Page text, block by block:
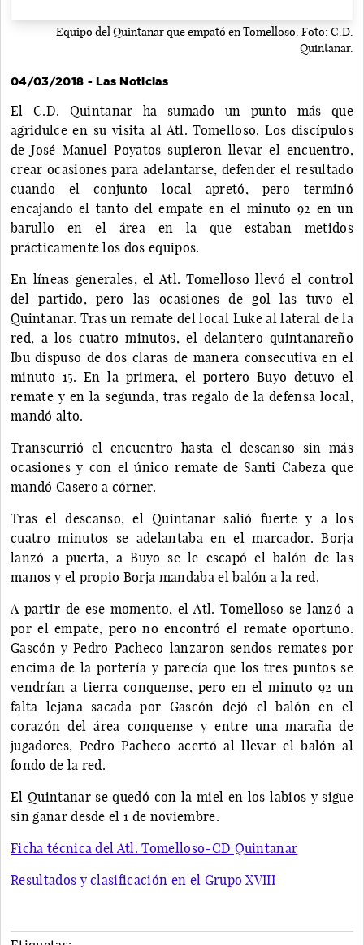
Equipo del Quintanar que empató en Tomelloso. Foto: C.D.
Quintanar.
04/03/2018 - Las Noticias
El C.D. Quintanar ha sumado un punto más que
agridulce en su visita al Atl. Tomelloso. Los discípulos
de José Manuel Poyatos supieron llevar el encuentro,
crear ocasiones para adelantarse, defender el resultado
cuando el conjunto local apretó, pero terminó
encajando el tanto del empate en el minuto 92 en un
barullo en el área en la que estaban metidos
prácticamente los dos equipos.
En líneas generales, el Atl. Tomelloso llevó el control
del partido, pero las ocasiones de gol las tuvo el
Quintanar. Tras un remate del local Luke al lateral de la
red, a los cuatro minutos, el delantero quintanareño
Ibu dispuso de dos claras de manera consecutiva en el
minuto 15. En la primera, el portero Buyo detuvo el
remate y en la segunda, tras regalo de la defensa local,
mandó alto.
Transcurrió el encuentro hasta el descanso sin más
ocasiones y con el único remate de Santi Cabeza que
mandó Casero a córner.
Tras el descanso, el Quintanar salió fuerte y a los
cuatro minutos se adelantaba en el marcador. Borja
lanzó a puerta, a Buyo se le escapó el balón de las
manos y el propio Borja mandaba el balón a la red.
A partir de ese momento, el Atl. Tomelloso se lanzó a
por el empate, pero no encontró el remate oportuno.
Gascón y Pedro Pacheco lanzaron sendos remates por
encima de la portería y parecía que los tres puntos se
vendrían a tierra conquense, pero en el minuto 92 un
falta lejana sacada por Gascón dejó el balón en el
corazón del área conquense y entre una maraña de
jugadores, Pedro Pacheco acertó al llevar el balón al
fondo de la red.
El Quintanar se quedó con la miel en los labios y sigue
sin ganar desde el 1 de noviembre.
Ficha técnica del Atl. Tomelloso-CD Quintanar
Resultados y clasificación en el Grupo XVIII